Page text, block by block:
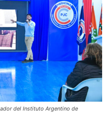
del Instituto Argentino de